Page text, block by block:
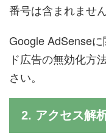
番号は含まれません
Google AdSense
ド広告の無効化方
さい。
2. アクセス解